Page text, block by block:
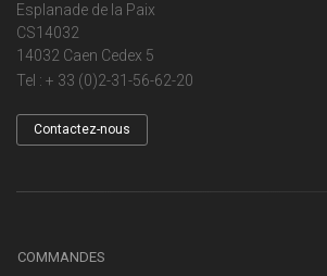
Esplanade de la Paix
CS14032
14032 Caen Cedex 5
Tel : + 33 (0)2-31-56-62-20
Contactez-nous
COMMANDES